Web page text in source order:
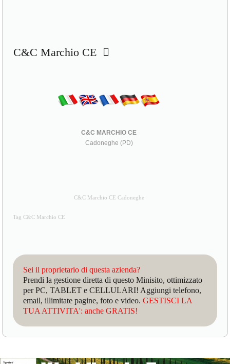
C&C Marchio CE
C&C MARCHIO CE
Cadoneghe (PD)
C&C Marchio CE Cadoneghe
Tag C&C Marchio CE
Sei il proprietario di questa azienda?
Prendi la gestione diretta di questo Minisito, ottimizzato
per PC, TABLET e CELLULARI! Aggiungi telefono,
email, illimitate pagine, foto e video.GESTISCI LA
TUA ATTIVITA': anche GRATIS!